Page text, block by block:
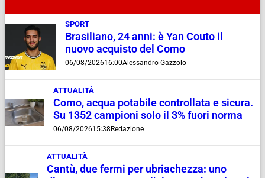
SPORT
Brasiliano, 24 anni: è Yan Couto il
nuovo acquisto del Como
06/08/202616:00Alessandro Gazzolo
ATTUALITÀ
Como, acqua potabile controllata e sicura.
Su 1352 campioni solo il 3% fuori norma
06/08/202615:38 Redazione
ATTUALITÀ
Cantù, due fermi per ubriachezza: uno